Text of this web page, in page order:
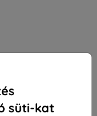
süti-kat